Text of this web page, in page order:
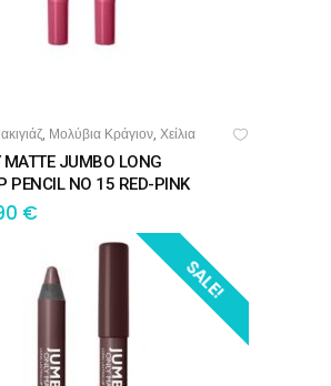
ΣΤΟ ΚΑΛΆΘΙ
, Μολύβια Κράγιον, Χείλια
MATTE JUMBO LONG
PENCIL NO 15 RED-PINK
€
SALE!